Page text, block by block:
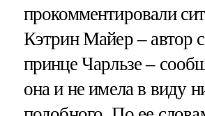
прокомментировали
Кэтрин Майер – автор
принце Чарльзе –
она и не имела в виду